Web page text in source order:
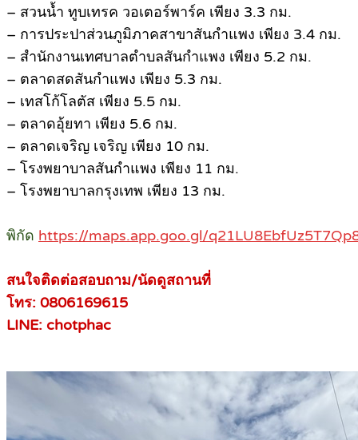
– สวนน้ำ ทูบเทรค วอเตอร์พาร์ค เพียง 3.3 กม.
– การประปาส่วนภูมิภาคสาขาสันกำแพง เพียง 3.4 กม.
– สำนักงานเทศบาลตำบลสันกำแพง เพียง 5.2 กม.
– ตลาดสดสันกำแพง เพียง 5.3 กม.
– เทสโก้โลตัส เพียง 5.5 กม.
– ตลาดอุ้ยทา เพียง 5.6 กม.
– ตลาดเจริญ เจริญ เพียง 10 กม.
– โรงพยาบาลสันกำแพง เพียง 11 กม.
– โรงพยาบาลกรุงเทพ เพียง 13 กม.
พิกัด https://maps.app.goo.gl/
สนใจติดต่อสอบถาม/นัดดูสถานที่
โทร: 0806169615
LINE: chotphac